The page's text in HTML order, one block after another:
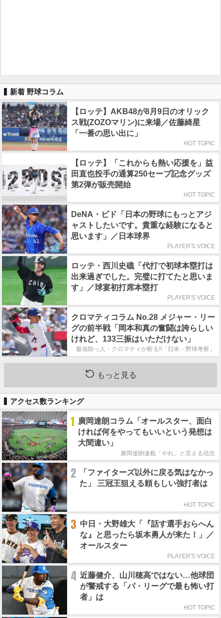
新着 野球コラム
【ロッテ】AKB48が8月9日のオリック
ス戦(ZOZOマリン)に来場／佐藤綺星
「一番の思い出に」
HOT TOPIC
【ロッテ】「これからも熱い応援を」益
田直也投手の通算250セーブ記念グッズ
第2弾が販売開始
HOT TOPIC
DeNA・ビド「日本の野球にもっとアジ
ャストしたいです。貴重な経験になると
思います」／日本球界
PLAYER'S VOICE
ロッテ・西川史礁「代打で初球本塁打は
出来過ぎでした。完璧に打てたと思いま
す」／球宴初打席本塁打
PLAYER'S VOICE
クロマティコラム No.28 メジャー・リー
グの前半戦「岡本和真の奮闘は誇らしい
けれど、133三振はいただけない」
最強助っ人・クロマティが斬る!!「日米・野球考察」
もっと見る
アクセス数ランキング
1 廣岡達朗コラム「オールスター、面白
ければ何をやってもいいという発想は
大間違い」
廣岡達朗連載「やれ」と言える信念
2
「ファイターズ以外に戻る気はなかっ
た」 三冠王狙える頼もしい強打者は
HOT TOPIC
3 中日・大野雄大「『話す選手おらへん
な』と思ったら坂本勇人が来た！」／
オールスター
PLAYER'S VOICE
4 近藤健介、山川穂高ではない…他球団
が警戒する「パ・リーグで最も怖い打
者」は
HOT TOPIC